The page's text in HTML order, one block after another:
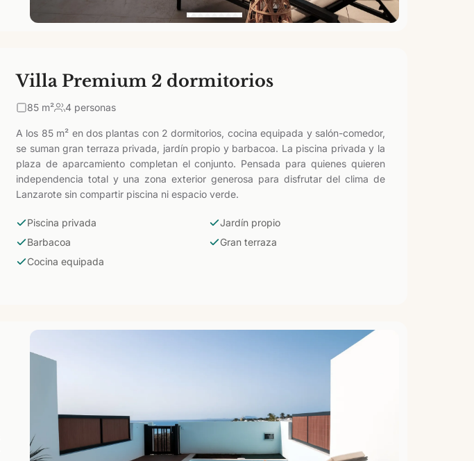
Villa Premium 2 dormitorios
85 m² 4 personas
A los 85 m² en dos plantas con 2 dormitorios, cocina equipada y salón-comedor,
se suman gran terraza privada, jardín propio y barbacoa. La piscina privada y la
plaza de aparcamiento completan el conjunto. Pensada para quienes quieren
independencia total y una zona exterior generosa para disfrutar del clima de
Lanzarote sin compartir piscina ni espacio verde.
Piscina privada
Jardín propio
Barbacoa
Gran terraza
Cocina equipada